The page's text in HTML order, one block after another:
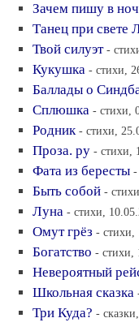
Зачем пишу в
Танец при свете
Твой силуэт -
Кукушка - стихи,
Баллады о
Сплюшка - стихи,
Родник - стихи,
Проза. ру - стихи,
Фата из бересты -
Быть собой -
Луна - стихи,
Омут грёз - стихи,
Богатство - стихи,
Невероятный
Школьная сказка
Три Куда? -